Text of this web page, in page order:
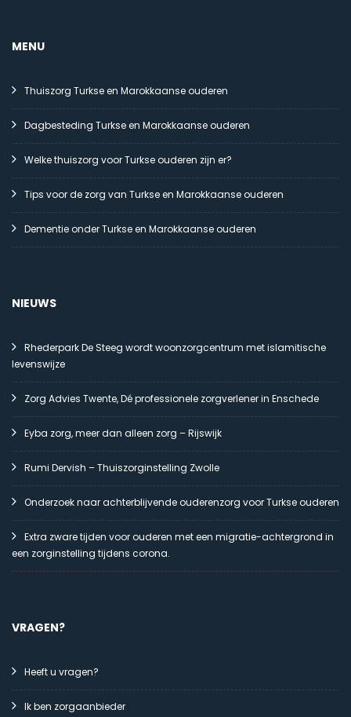
MENU
Thuiszorg Turkse en Marokkaanse ouderen
Dagbesteding Turkse en Marokkaanse ouderen
Welke thuiszorg voor Turkse ouderen zijn er?
Tips voor de zorg van Turkse en Marokkaanse ouderen
Dementie onder Turkse en Marokkaanse ouderen
NIEUWS
Rhederpark De Steeg wordt woonzorgcentrum met islamitische
levenswijze
Zorg Advies Twente, Dé professionele zorgverlener in Enschede
Eyba zorg, meer dan alleen zorg – Rijswijk
Rumi Dervish – Thuiszorginstelling Zwolle
Onderzoek naar achterblijvende ouderenzorg voor Turkse ouderen
Extra zware tijden voor ouderen met een migratie-achtergrond in
een zorginstelling tijdens corona.
VRAGEN?
Heeft u vragen?
Ik ben zorgaanbieder